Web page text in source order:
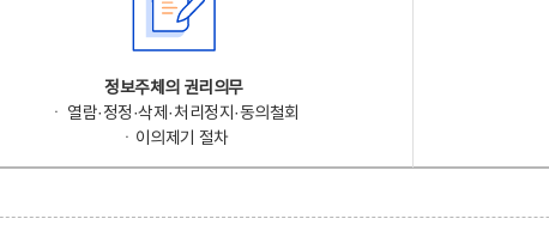
정보주체의 권리의무
ㆍ 열람·정정·삭제·처리정지·동의철회
ㆍ이의제기 절차